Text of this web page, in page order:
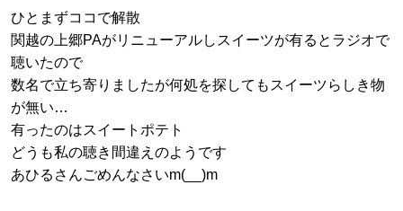
ひとまずココで解散
関越の上郷PAがリニューアルしスイーツが有るとラジオで
聴いたので
数名で立ち寄りましたが何処を探してもスイーツらしき物
が無い…
有ったのはスイートポテト
どうも私の聴き間違えのようです
あひるさんごめんなさいm(__)m